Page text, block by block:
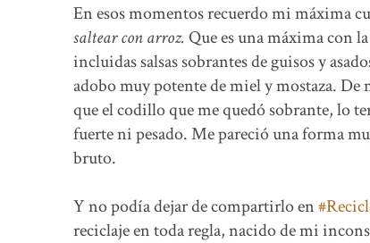
En esos momentos recuerdo mi máxima
saltear con arroz. Que es una máxima con
incluidas salsas sobrantes de guisos y
adobo muy potente de miel y mostaza. De
que el codillo que me quedó sobrante, lo
fuerte ni pesado. Me pareció una forma
bruto.
Y no podía dejar de compartirlo en
reciclaje en toda regla, nacido de mi